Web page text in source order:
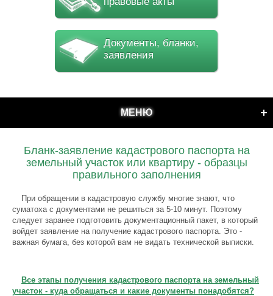
Документы, бланки,
заявления
МЕНЮ
Бланк-заявление кадастрового паспорта на
земельный участок или квартиру - образцы
правильного заполнения
При обращении в кадастровую службу многие знают, что
суматоха с документами не решиться за 5-10 минут. Поэтому
следует заранее подготовить документационный пакет, в который
войдет заявление на получение кадастрового паспорта. Это -
важная бумага, без которой вам не видать технической выписки.
Все этапы получения кадастрового паспорта на земельный
участок - куда обращаться и какие документы понадобятся?